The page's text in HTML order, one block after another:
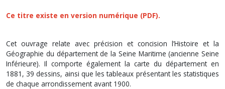
Ce titre existe en version numérique (PDF).
Cet ouvrage relate avec précision et concision l’Histoire et la
Géographie du département de la Seine Maritime (ancienne Seine
Inférieure). Il comporte également la carte du département en
1881, 39 dessins, ainsi que les tableaux présentant les statistiques
de chaque arrondissement avant 1900.